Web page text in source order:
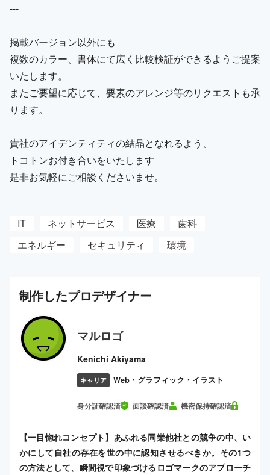
---
掲載バージョン以外にも
複数のカラー、書体にて広く比較検証ができるようご提案
いたします。
またご要望に応じて、要素のアレンジ等のリクエストも承
ります。
貴社のアイデンティティの結晶となれるよう、
トコトンお付き合いをいたします
是非お気軽にご相談くださいませ。
IT ネットサービス 医療
歯科
エネルギー
セキュリティ 環境
制作したプロデザイナー
マルロゴ
Kenichi Akiyama
キャリア Web・グラフィック・イラスト
身分証確認済 面談確認済 機密保持確認済
【一目惚れコンセプト】あふれる同業他社との競争の中、い
かにして自社の存在を世の中に認知させるべきか。その1つ
の方法として、瞬間視で印象づけるロゴマークのアプローチ